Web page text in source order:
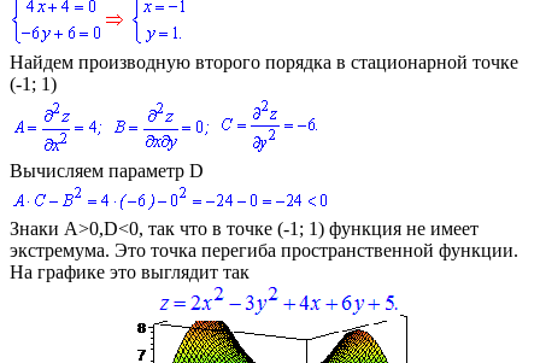
Найдем производную второго порядка в стационарной точке
(-1; 1)
Вычисляем параметр D
Знаки A>0,D<0, так что в точке (-1; 1) функция не имеет
экстремума. Это точка перегиба пространственной функции.
На графике это выглядит так